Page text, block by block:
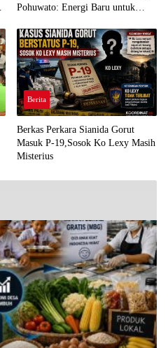
Pohuwato: Energi Baru untuk
Berita
Berkas Perkara Sianida Gorut
Masuk P-19,Sosok Ko Lexy Masih
Misterius